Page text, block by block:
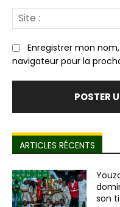
Enregistrer mon
navigateur pour la
ARTICLES RÉCENTS
son